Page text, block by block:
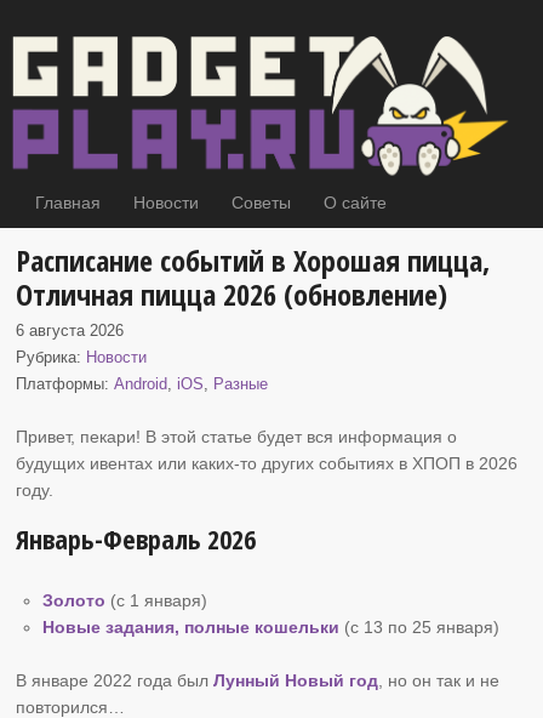
Главная Новости Советы О сайте
Расписание событий в Хорошая пицца,
Отличная пицца 2026 (обновление)
6 августа 2026
Рубрика: Новости
Платформы:Android, iOS, Разные
Привет, пекари! В этой статье будет вся информация о
будущих ивентах или каких-то других событиях в ХПОП в 2026
году.
Январь-Февраль 2026
Золото (с 1 января)
Новые задания, полные кошельки (с 13 по 25 января)
В январе 2022 года былЛунный Новый год , но он так и не
повторился…